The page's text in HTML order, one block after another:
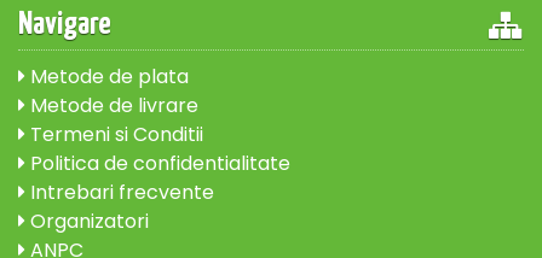
Navigare
Metode de plata
Metode de livrare
Termeni si Conditii
Politica de confidentialitate
Intrebari frecvente
Organizatori
ANPC